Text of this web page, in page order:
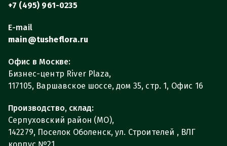
+7 (495) 961-0235
E-mail
main@tusheflora.ru
Офис в Москве:
Бизнес-центр River Plaza,
117105, Варшавское шоссе, дом 35, стр. 1, Офис 16
Производство, склад:
Серпуховский район (МО),
142279, Поселок Оболенск, ул. Строителей , ВЛГ